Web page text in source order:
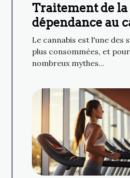
Traitement de la
dépendance au
Le cannabis est l'une des
plus consommées, et
nombreux mythes...